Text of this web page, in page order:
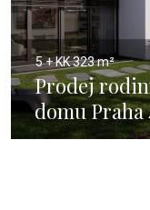
5 + KK323 m²
Prodej
domu Praha
m2